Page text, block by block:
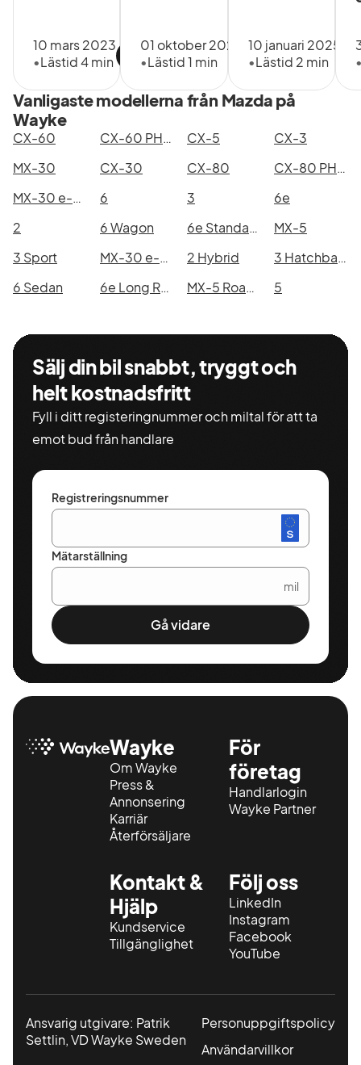
tillhandahåller
servicetjänster för
välkända varumärken
som Volvo, Ford,
Polestar, Lynk & Co
Renault, Dacia, Mazda
som rör livet med
bilen, lastbilen och
båten blir enkelt,
tryggt och ge alla i
möjligheten till ett
hållbart och mobilt liv.
Välkommen till Brandt!
10 mars 2023
•Lästid 4 min
01 oktober 2024
•Lästid 1 min
10 januari 2025
•Lästid 2 min
Vanligaste modellerna från Mazda på
Wayke
CX-60 CX-60 PHEV CX-5
CX-3
MX-30
CX-30 CX-80
CX-80 PHEV
MX-30 e-Skyactiv EV
6 3
6e
2
6 Wagon 6e Standard Range
MX-5
3 Sport
MX-30 e-Skyactiv R-EV 2 Hybrid
3 Hatchback
6 Sedan
6e Long Range MX-5 Roadster Coupe 5
Sälj din bil snabbt, tryggt och
helt kostnadsfritt
Fyll i ditt registeringnummer och miltal för att ta
emot bud från handlare
Registreringsnummer
Mätarställning
mil
Gå vidare
Wayke
Om Wayke
Press &
Annonsering
Karriär
Återförsäljare
För
företag
Handlarlogin
Wayke Partner
Kontakt &
Hjälp
Kundservice
Tillgänglighet
Följ oss
LinkedIn
Instagram
Facebook
YouTube
Ansvarig utgivare: Patrik
Settlin, VD Wayke Sweden
Personuppgiftspolicy
Användarvillkor